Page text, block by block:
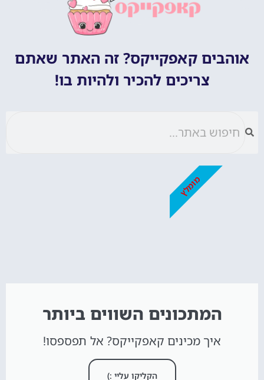
אוהבים קאפקייקס? זה האתר שאתם
צריכים להכיר ולהיות בו!
המתכונים השווים ביותר
איך מכינים קאפקייקס? אל תפספסו!
הקליקו עליי :)
מומלץ